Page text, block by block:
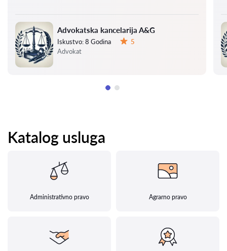
Advokatska kancelarija A&G
Iskustvo:8 Godina
5
Advokat
Katalog usluga
Administrativno pravo Agrarno pravo